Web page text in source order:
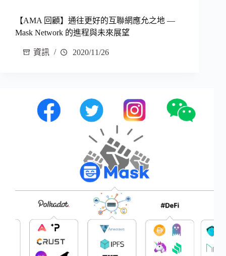
【AMA 回顧】通往更好的互聯網應允之地 —
Mask Network 的進程與未來展望
資訊 2020/11/26